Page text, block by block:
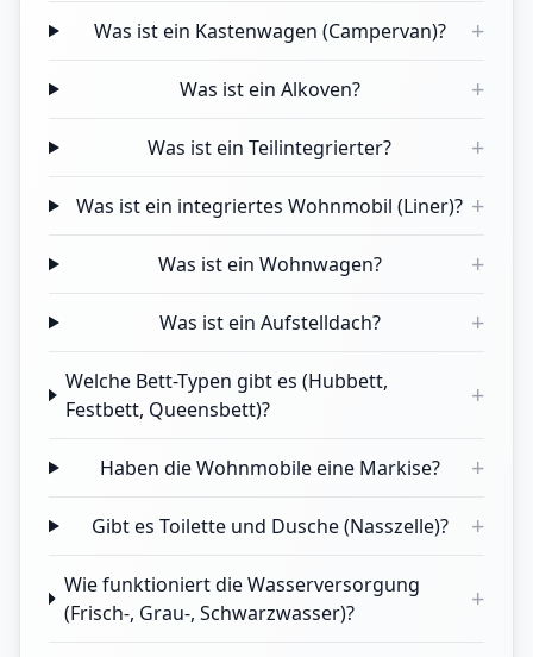
Was ist ein Kastenwagen (Campervan)? +
Was ist ein Alkoven? +
Was ist ein Teilintegrierter? +
Was ist ein integriertes Wohnmobil (Liner)? +
Was ist ein Wohnwagen? +
Was ist ein Aufstelldach? +
Welche Bett-Typen gibt es (Hubbett,
Festbett, Queensbett)?
+
Haben die Wohnmobile eine Markise? +
Gibt es Toilette und Dusche (Nasszelle)? +
Wie funktioniert die Wasserversorgung
(Frisch-, Grau-, Schwarzwasser)?
+